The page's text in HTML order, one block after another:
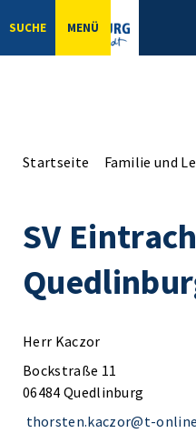
SUCHE MENÜ
Startseite Familie und
SV
Herr Kaczor
Bockstraße 11
06484 Quedlinburg
thorsten.kaczor@t-